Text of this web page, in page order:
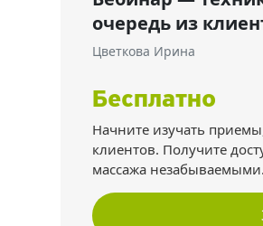
очередь из
Цветкова Ирина
Бесплатно
Начните изучать
клиентов. Получите
массажа